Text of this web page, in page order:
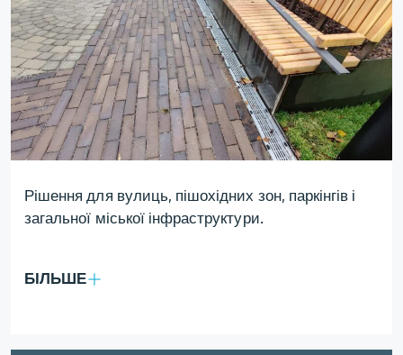
Рішення для вулиць, пішохідних зон, паркінгів і
загальної міської інфраструктури.
БІЛЬШЕ